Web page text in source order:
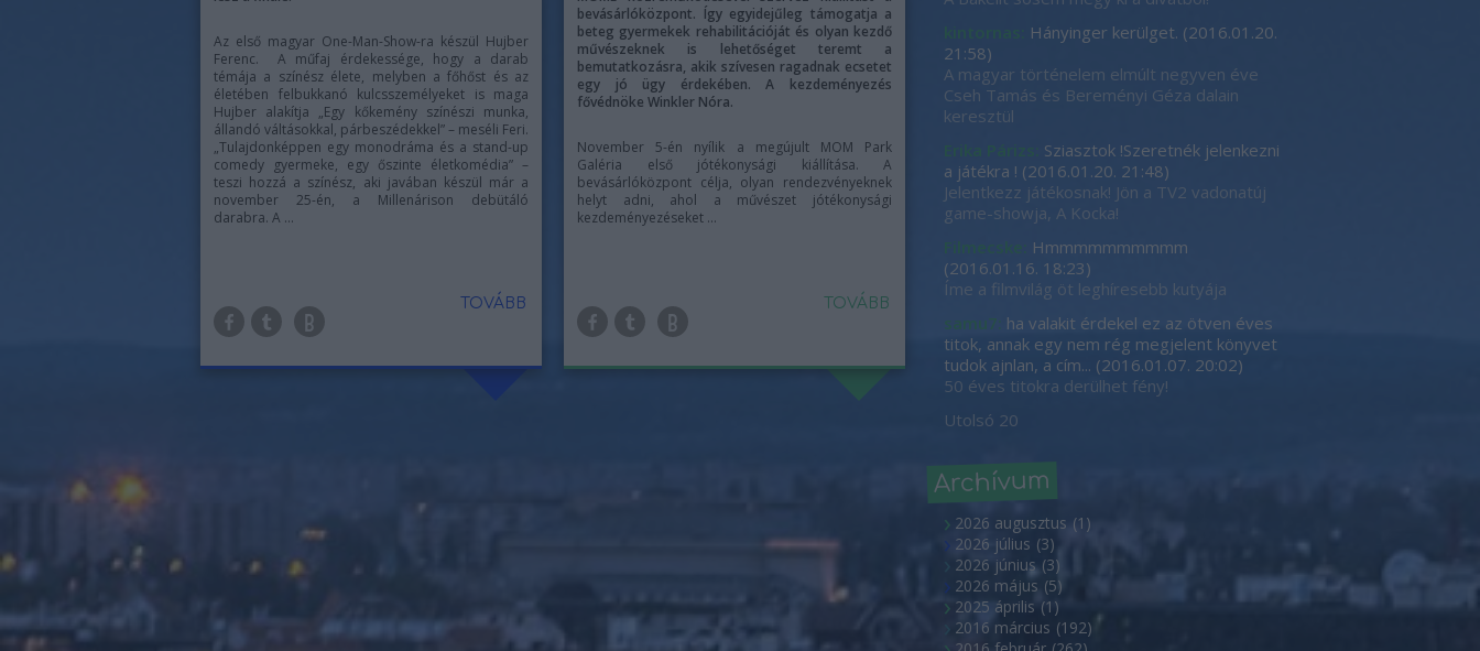
Az első magyar One-Man-Show-ra készül Hujber
Ferenc. A műfaj érdekessége, hogy a darab
témája a színész élete, melyben a főhőst és az
életében felbukkanó kulcsszemélyeket is maga
Hujber alakítja „Egy kőkemény színészi munka,
állandó váltásokkal, párbeszédekkel” – meséli Feri.
„Tulajdonképpen egy monodráma és a stand-up
comedy gyermeke, egy őszinte életkomédia” –
teszi hozzá a színész, aki javában készül már a
november 25-én, a Millenárison debütáló
darabra. A ...
TOVÁBB
bevásárlóközpont. Így egyidejűleg támogatja a
beteg gyermekek rehabilitációját és olyan kezdő
művészeknek is lehetőséget teremt a
bemutatkozásra, akik szívesen ragadnak ecsetet
egy jó ügy érdekében. A kezdeményezés
fővédnöke Winkler Nóra.
November 5-én nyílik a megújult MOM Park
Galéria első jótékonysági kiállítása. A
bevásárlóközpont célja, olyan rendezvényeknek
helyt adni, ahol a művészet jótékonysági
kezdeményezéseket ...
TOVÁBB
Hányinger kerülget. (2016.01.20.
21:58)
A magyar történelem elmúlt negyven éve
Cseh Tamás és Bereményi Géza dalain
keresztül
Sziasztok !Szeretnék jelenkezni
a játékra ! (2016.01.20. 21:48)
Jelentkezz játékosnak! Jön a TV2 vadonatúj
game-showja, A Kocka!
Filmecske:
Hmmmmmmmmmm
(2016.01.16. 18:23)
Íme a filmvilág öt leghíresebb kutyája
samu7: ha valakit érdekel ez az ötven éves
titok, annak egy nem rég megjelent könyvet
tudok ajnlan, a cím... (2016.01.07. 20:02)
50 éves titokra derülhet fény!
Utolsó 20
Archívum
2026 augusztus (1 )
2026 július (3)
2026 június (3)
2026 május (5)
2025 április (1 )
2016 március (192)